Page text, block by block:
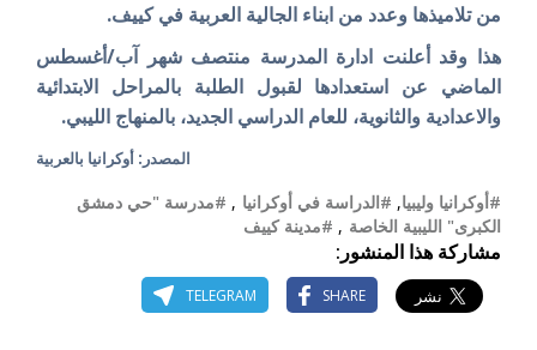
من تلاميذها وعدد من ابناء الجالية العربية في كييف.
هذا وقد أعلنت ادارة المدرسة منتصف شهر آب/أغسطس
الماضي عن استعدادها لقبول الطلبة بالمراحل الابتدائية
والاعدادية والثانوية، للعام الدراسي الجديد، بالمنهاج الليبي.
المصدر: أوكرانيا بالعربية
#أوكرانيا وليبيا, #الدراسة في أوكرانيا , #مدرسة "حي دمشق
الكبرى" الليبية الخاصة , #مدينة كييف
مشاركة هذا المنشور:
SHARE
TELEGRAM